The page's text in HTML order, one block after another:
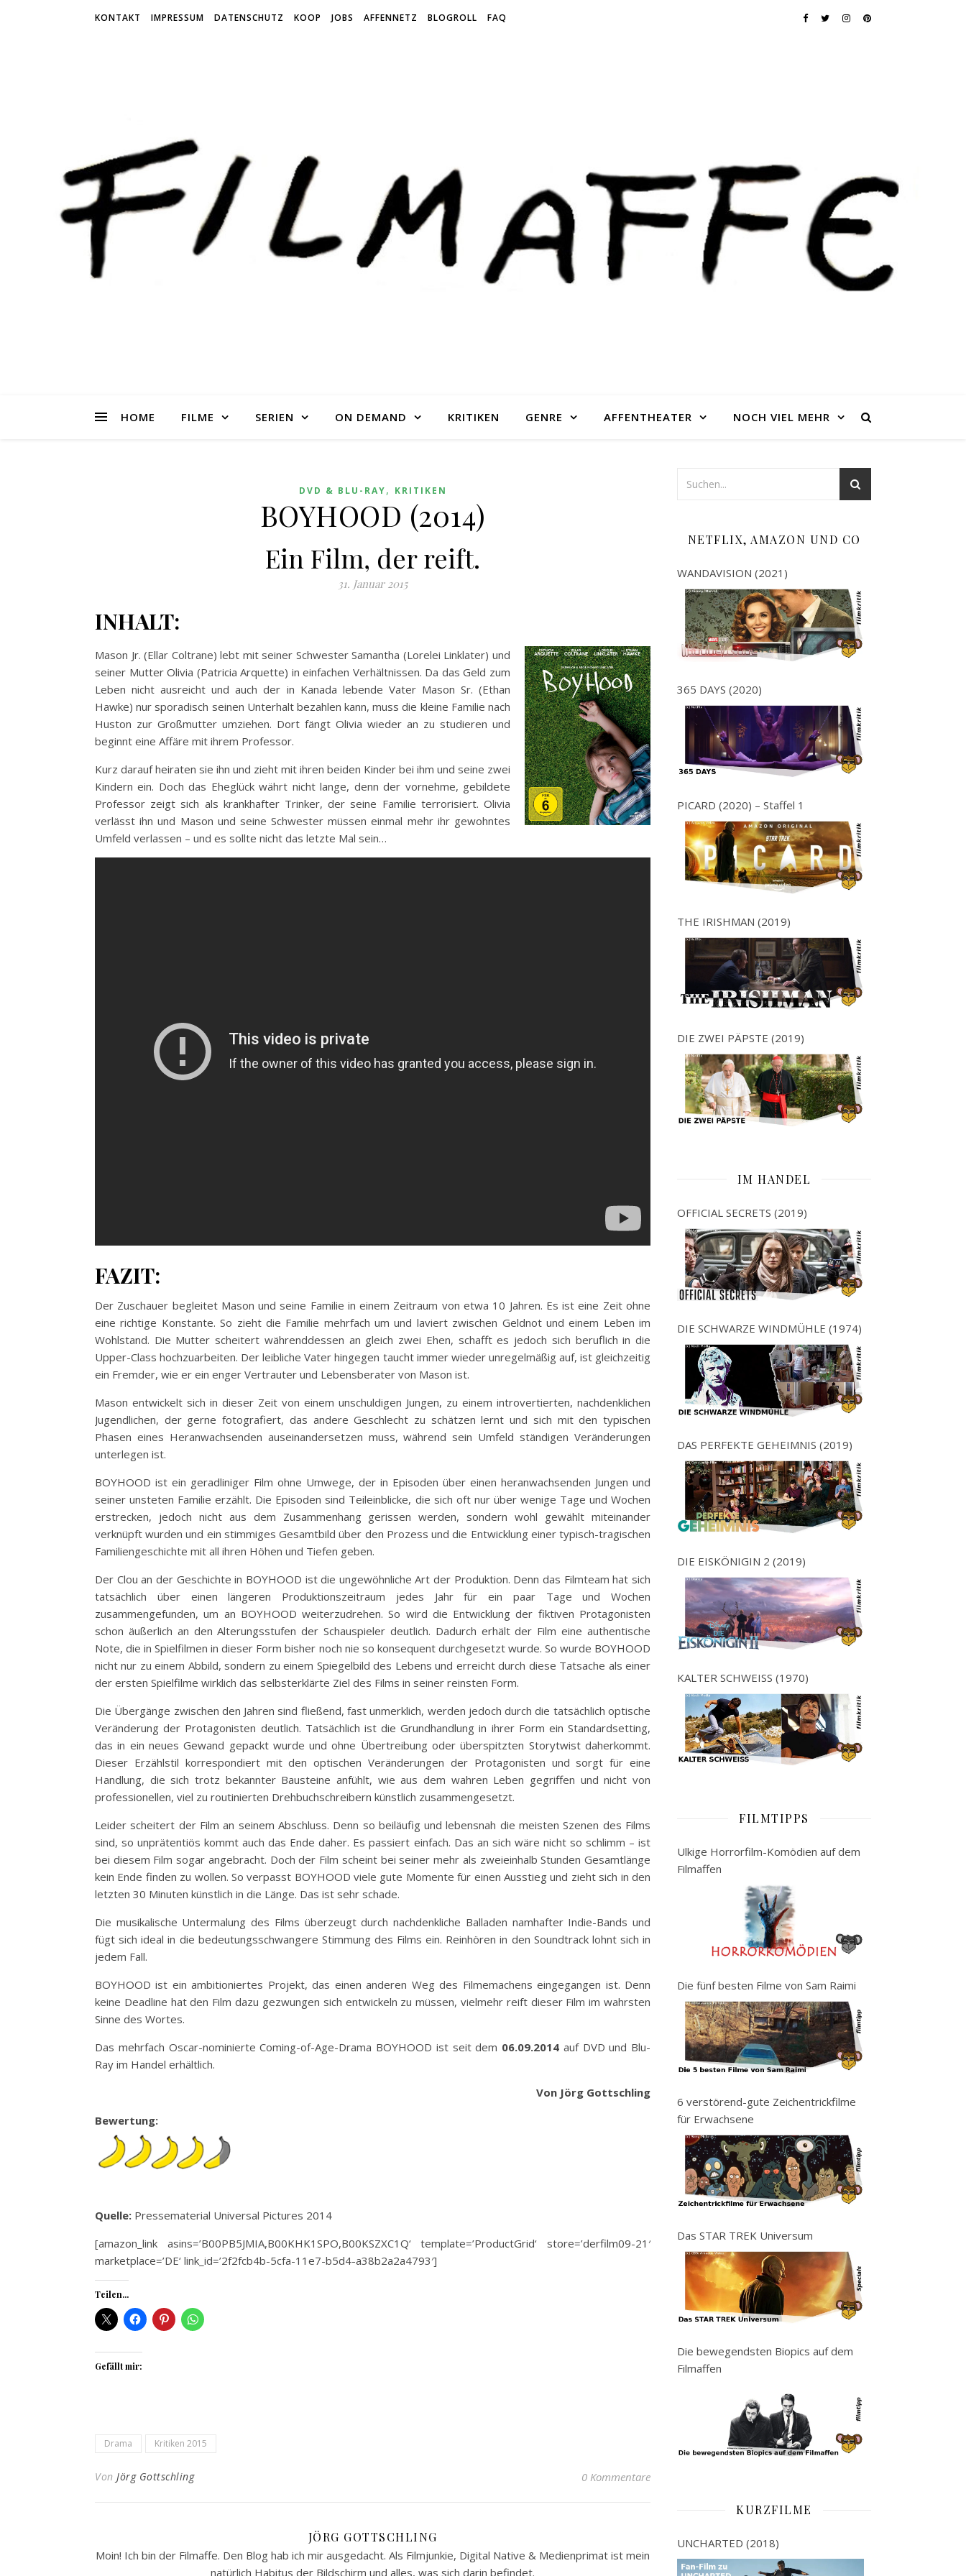
KONTAKT IMPRESSUM DATENSCHUTZ KOOP JOBS AFFENNETZ BLOGROLL FAQ
HOME FILME SERIEN ON DEMAND KRITIKEN GENRE AFFENTHEATER NOCH VIEL MEHR
DVD & BLU-RAY, KRITIKEN
BOYHOOD (2014)
Ein Film, der reift.
31. Januar 2015
INHALT:
Mason Jr. (Ellar Coltrane) lebt mit seiner Schwester Samantha (Lorelei Linklater) und
seiner Mutter Olivia (Patricia Arquette) in einfachen Verhältnissen. Da das Geld zum
Leben nicht ausreicht und auch der in Kanada lebende Vater Mason Sr. (Ethan
Hawke) nur sporadisch seinen Unterhalt bezahlen kann, muss die kleine Familie nach
Huston zur Großmutter umziehen. Dort fängt Olivia wieder an zu studieren und
beginnt eine Affäre mit ihrem Professor.
Kurz darauf heiraten sie ihn und zieht mit ihren beiden Kinder bei ihm und seine zwei
Kindern ein. Doch das Eheglück währt nicht lange, denn der vornehme, gebildete
Professor zeigt sich als krankhafter Trinker, der seine Familie terrorisiert. Olivia
verlässt ihn und Mason und seine Schwester müssen einmal mehr ihr gewohntes
Umfeld verlassen – und es sollte nicht das letzte Mal sein…
FAZIT:
Der Zuschauer begleitet Mason und seine Familie in einem Zeitraum von etwa 10 Jahren. Es ist eine Zeit ohne
eine richtige Konstante. So zieht die Familie mehrfach um und laviert zwischen Geldnot und einem Leben im
Wohlstand. Die Mutter scheitert währenddessen an gleich zwei Ehen, schafft es jedoch sich beruflich in die
Upper-Class hochzuarbeiten. Der leibliche Vater hingegen taucht immer wieder unregelmäßig auf, ist gleichzeitig
ein Fremder, wie er ein enger Vertrauter und Lebensberater von Mason ist.
Mason entwickelt sich in dieser Zeit von einem unschuldigen Jungen, zu einem introvertierten, nachdenklichen
Jugendlichen, der gerne fotografiert, das andere Geschlecht zu schätzen lernt und sich mit den typischen
Phasen eines Heranwachsenden auseinandersetzen muss, während sein Umfeld ständigen Veränderungen
unterlegen ist.
BOYHOOD ist ein geradliniger Film ohne Umwege, der in Episoden über einen heranwachsenden Jungen und
seiner unsteten Familie erzählt. Die Episoden sind Teileinblicke, die sich oft nur über wenige Tage und Wochen
erstrecken, jedoch nicht aus dem Zusammenhang gerissen werden, sondern wohl gewählt miteinander
verknüpft wurden und ein stimmiges Gesamtbild über den Prozess und die Entwicklung einer typisch-tragischen
Familiengeschichte mit all ihren Höhen und Tiefen geben.
Der Clou an der Geschichte in BOYHOOD ist die ungewöhnliche Art der Produktion. Denn das Filmteam hat sich
tatsächlich über einen längeren Produktionszeitraum jedes Jahr für ein paar Tage und Wochen
zusammengefunden, um an BOYHOOD weiterzudrehen. So wird die Entwicklung der fiktiven Protagonisten
schon äußerlich an den Alterungsstufen der Schauspieler deutlich. Dadurch erhält der Film eine authentische
Note, die in Spielfilmen in dieser Form bisher noch nie so konsequent durchgesetzt wurde. So wurde BOYHOOD
nicht nur zu einem Abbild, sondern zu einem Spiegelbild des Lebens und erreicht durch diese Tatsache als einer
der ersten Spielfilme wirklich das selbsterklärte Ziel des Films in seiner reinsten Form.
Die Übergänge zwischen den Jahren sind fließend, fast unmerklich, werden jedoch durch die tatsächlich optische
Veränderung der Protagonisten deutlich. Tatsächlich ist die Grundhandlung in ihrer Form ein Standardsetting,
das in ein neues Gewand gepackt wurde und ohne Übertreibung oder überspitzten Storytwist daherkommt.
Dieser Erzählstil korrespondiert mit den optischen Veränderungen der Protagonisten und sorgt für eine
Handlung, die sich trotz bekannter Bausteine anfühlt, wie aus dem wahren Leben gegriffen und nicht von
professionellen, viel zu routinierten Drehbuchschreibern künstlich zusammengesetzt.
Leider scheitert der Film an seinem Abschluss. Denn so beiläufig und lebensnah die meisten Szenen des Films
sind, so unprätentiös kommt auch das Ende daher. Es passiert einfach. Das an sich wäre nicht so schlimm – ist
bei diesem Film sogar angebracht. Doch der Film scheint bei seiner mehr als zweieinhalb Stunden Gesamtlänge
kein Ende finden zu wollen. So verpasst BOYHOOD viele gute Momente für einen Ausstieg und zieht sich in den
letzten 30 Minuten künstlich in die Länge. Das ist sehr schade.
Die musikalische Untermalung des Films überzeugt durch nachdenkliche Balladen namhafter Indie-Bands und
fügt sich ideal in die bedeutungsschwangere Stimmung des Films ein. Reinhören in den Soundtrack lohnt sich in
jedem Fall.
BOYHOOD ist ein ambitioniertes Projekt, das einen anderen Weg des Filmemachens eingegangen ist. Denn
keine Deadline hat den Film dazu gezwungen sich entwickeln zu müssen, vielmehr reift dieser Film im wahrsten
Sinne des Wortes.
Das mehrfach Oscar-nominierte Coming-of-Age-Drama BOYHOOD ist seit dem 06.09.2014 auf DVD und Blu-
Ray im Handel erhältlich.
Von Jörg Gottschling
Bewertung:
Quelle: Pressematerial Universal Pictures 2014
[amazon_link asins=’B00PB5JMIA,B00KHK1SPO,B00KSZXC1Q‘ template=’ProductGrid‘ store=’derfilm09-21′
marketplace=’DE‘ link_id=’2f2fcb4b-5cfa-11e7-b5d4-a38b2a2a4793′]
Teilen...
Gefällt mir:
Drama Kritiken 2015
Von Jörg Gottschling 0 Kommentare
JÖRG GOTTSCHLING
Moin! Ich bin der Filmaffe. Den Blog hab ich mir ausgedacht. Als Filmjunkie, Digital Native & Medienprimat ist mein
natürlich Habitus der Bildschirm und alles, was sich darin befindet.
NETFLIX, AMAZON UND CO
WANDAVISION (2021)
365 DAYS (2020)
PICARD (2020) – Staffel 1
THE IRISHMAN (2019)
DIE ZWEI PÄPSTE (2019)
IM HANDEL
OFFICIAL SECRETS (2019)
DIE SCHWARZE WINDMÜHLE (1974)
DAS PERFEKTE GEHEIMNIS (2019)
DIE EISKÖNIGIN 2 (2019)
KALTER SCHWEISS (1970)
FILMTIPPS
Ulkige Horrorfilm-Komödien auf dem
Filmaffen
Die fünf besten Filme von Sam Raimi
6 verstörend-gute Zeichentrickfilme
für Erwachsene
Das STAR TREK Universum
Die bewegendsten Biopics auf dem
Filmaffen
KURZFILME
UNCHARTED (2018)